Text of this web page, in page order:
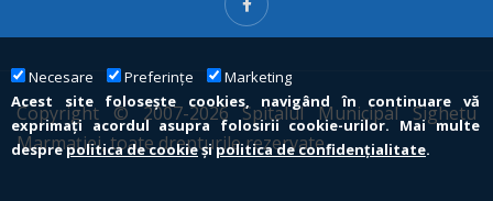
Copyright © 2007-2026 Spitalul Municipal Sighetu
Marmației, toate drepturile rezervate
Necesare Preferințe
Marketing
Acest site folosește cookies, navigând în continuare vă
exprimați acordul asupra folosirii cookie-urilor. Mai multe
desprepolitica de cookieșipolitica de confidențialitate.